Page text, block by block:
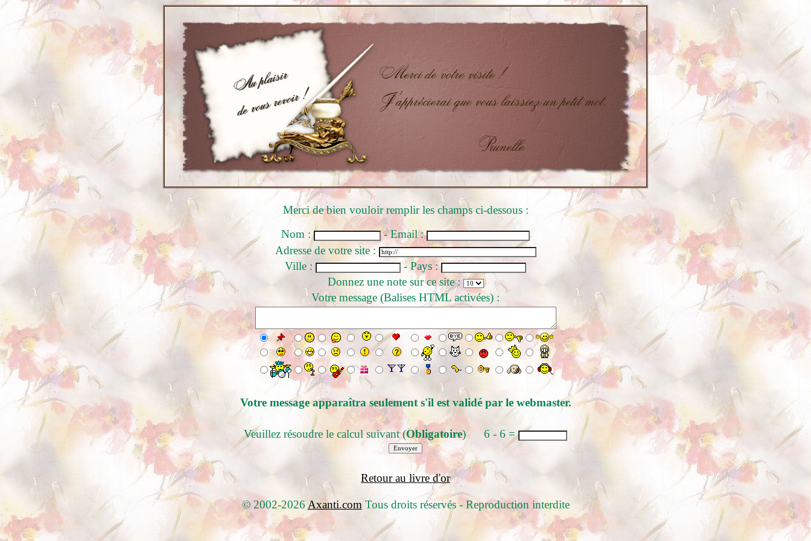
Merci de bien vouloir remplir les champs ci-dessous :
Nom :
- Email :
Adresse de votre site :
Ville :
- Pays :
Donnez une note sur ce site :
Votre message (Balises HTML activées) :
Votre message apparaîtra seulement s'il est validé par le webmaster.
Veuillez résoudre le calcul suivant (Obligatoire) 6 - 6 =
Retour au livre d'or
© 2002-2026 Axanti.com Tous droits réservés - Reproduction interdite